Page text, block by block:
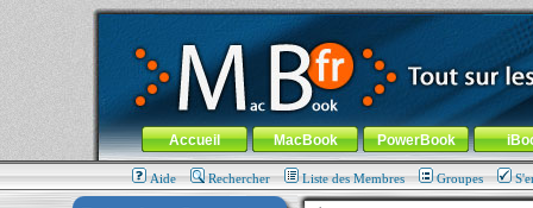
MacBook-fr.com : 100% Apple... 100% nomade !
Aller au contenu-Aller au menu général-Aller au menu de
Menu général
Accueil MacBook PowerBook
Aide Rechercher Liste des Membres Groupes